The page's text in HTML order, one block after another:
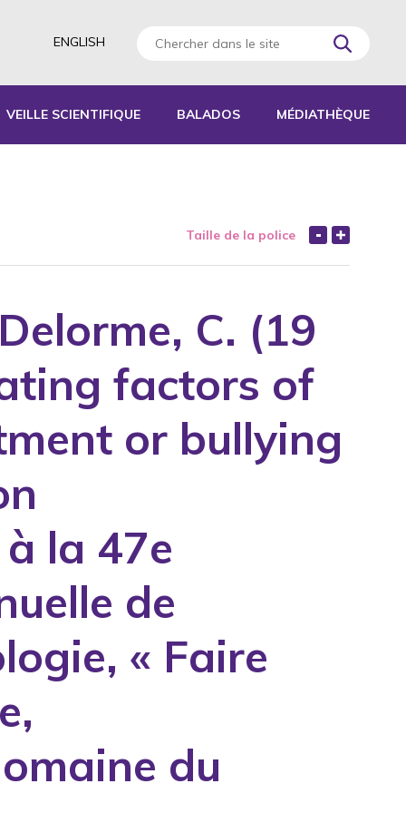
ENGLISH
VEILLE SCIENTIFIQUE BALADOS MÉDIATHÈQUE
Taille de la police
C. (19
factors of
or bullying
la 47e
de
« Faire
du